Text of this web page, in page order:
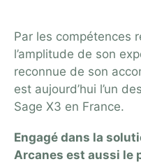
Par les compétences
l’amplitude de son
reconnue de son
est aujourd’hui l’un
Sage X3 en France.
Engagé dans la
Arcanes est aussi le